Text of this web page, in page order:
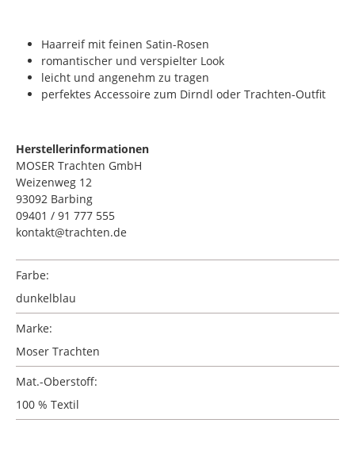
Haarreif mit feinen Satin-Rosen
romantischer und verspielter Look
leicht und angenehm zu tragen
perfektes Accessoire zum Dirndl oder Trachten-Outfit
Herstellerinformationen
MOSER Trachten GmbH
Weizenweg 12
93092 Barbing
09401 / 91 777 555
kontakt@trachten.de
Farbe:
dunkelblau
Marke:
Moser Trachten
Mat.-Oberstoff:
100 % Textil